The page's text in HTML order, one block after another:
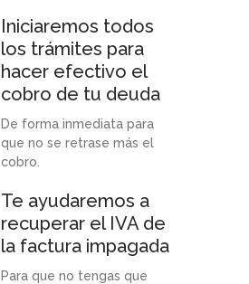
Iniciaremos todos
los trámites para
hacer efectivo el
cobro de tu deuda
De forma inmediata para
que no se retrase más el
cobro.
Te ayudaremos a
recuperar el IVA de
la factura impagada
Para que no tengas que